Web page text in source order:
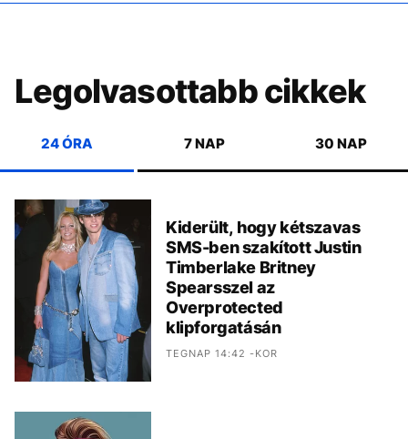
Legolvasottabb cikkek
24 ÓRA 7 NAP 30 NAP
Kiderült, hogy kétszavas
SMS-ben szakított Justin
Timberlake Britney
Spearsszel az
Overprotected
klipforgatásán
TEGNAP 14:42 -KOR